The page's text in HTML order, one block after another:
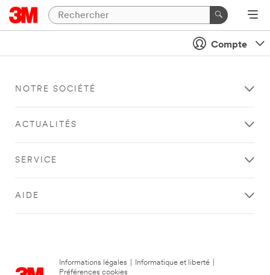
Compte
NOTRE SOCIÉTÉ
ACTUALITÉS
SERVICE
AIDE
Informations légales Informatique et liberté
Préférences cookies